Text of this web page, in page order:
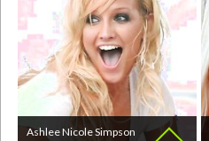
Ashlee Nicole Simpson